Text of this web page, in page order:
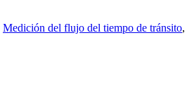
Medición del flujo del tiempo de tránsito,